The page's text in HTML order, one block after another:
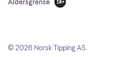
18 år
© 2026 Norsk Tipping AS.